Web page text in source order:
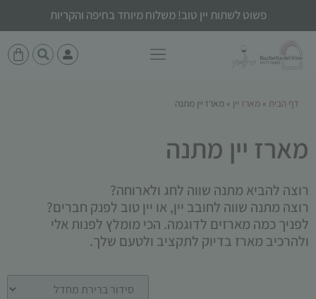
פשוט לשתות יין טוב! משלוח מיוחד בחיפה והקריות
דף הבית » מארז יין » מארז יין מתנה
מארז יין מתנה
רוצה להביא מתנה שווה לחג ולארוחה?
רוצה מתנה שווה לחובב יין, או יין טוב לפנק חברים?
לפניך כמה מארזים לדוגמה. הכי מומלץ לפנות אלי
ולהרכיב מארז בדיוק לתקציב ולטעם שלך.